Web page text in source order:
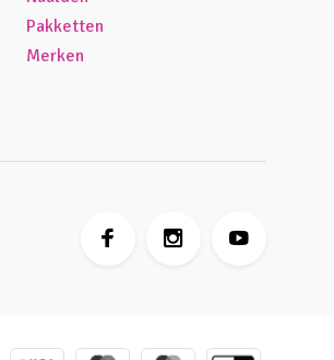
Pakketten
Merken